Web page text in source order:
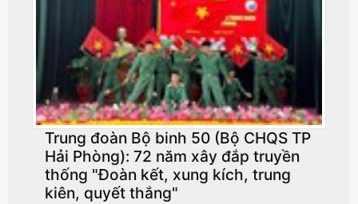
Trung đoàn Bộ binh 50 (Bộ CHQS TP
Hải Phòng): 72 năm xây đắp truyền
thống "Đoàn kết, xung kích, trung
kiên, quyết thắng"